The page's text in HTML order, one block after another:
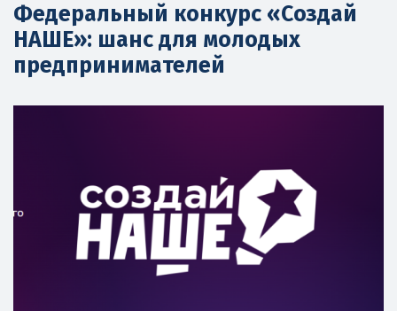
Федеральный конкурс «Создай
НАШЕ»: шанс для молодых
предпринимателей